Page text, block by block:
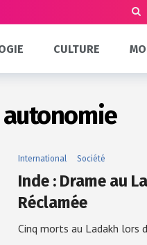
CULTURE
International Société
Inde : Drame au
Réclamée
Cinq morts au Ladakh